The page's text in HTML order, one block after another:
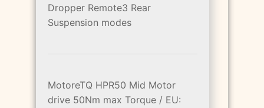
Dropper Remote3 Rear
Suspension modes
MotoreTQ HPR50 Mid Motor
drive 50Nm max Torque / EU: